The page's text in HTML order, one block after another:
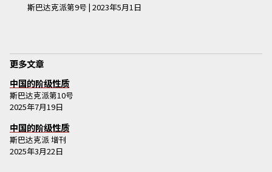
斯巴达克派第9号 | 2023年5月1日
更多文章
中国的阶级性质
斯巴达克派第10号
2025年7月19日
中国的阶级性质
斯巴达克派增刊
2025年3月22日